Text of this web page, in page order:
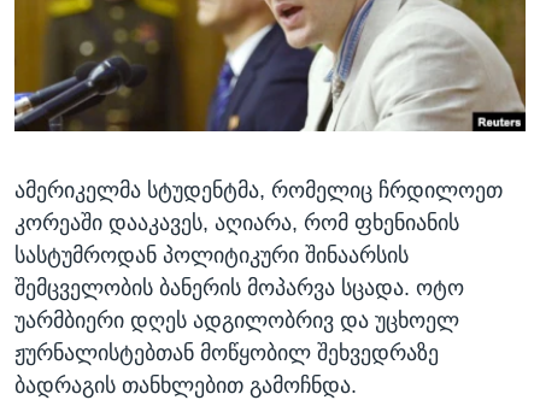
ᲡᲢᲣᲓᲘᲐ ᲕᲐᲨᲘᲜᲒᲢᲝᲜᲘ
ᲔᲙᲝᲜᲝᲛᲘᲙᲐ
ᲯᲐᲜᲛᲠᲗᲔᲚᲝᲑᲐ
ᲛᲔᲪᲜᲘᲔᲠᲔᲑᲐ
ᲙᲣᲚᲢᲣᲠᲐ
ᲒᲐᲚᲘᲚᲔᲝ
ᲓᲔᲖᲘᲜᲤᲝᲠᲛᲐᲪᲘᲐ
Learning English
ᲗᲕᲐᲚᲘ ᲒᲕᲐᲓᲔᲕᲜᲔᲗ
ენები
ამერიკელმა სტუდენტმა, რომელიც ჩრდილოეთ
კორეაში დააკავეს, აღიარა, რომ ფხენიანის
სასტუმროდან პოლიტიკური შინაარსის
შემცველობის ბანერის მოპარვა სცადა. ოტო
უარმბიერი დღეს ადგილობრივ და უცხოელ
ჟურნალისტებთან მოწყობილ შეხვედრაზე
ბადრაგის თანხლებით გამოჩნდა.